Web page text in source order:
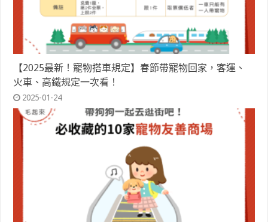
【2025最新！寵物搭車規定】春節帶寵物回家，客運、
火車、高鐵規定一次看！
2025-01-24